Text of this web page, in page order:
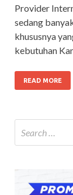
Provider
sedang
khususnya
kebutuhan
READ MORE